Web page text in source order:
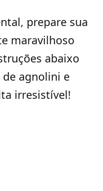
prepare sua
maravilhoso
abaixo
de agnolini e
irresistível!